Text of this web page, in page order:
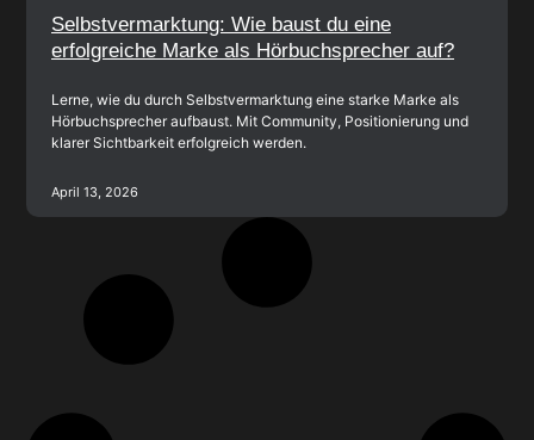
Selbstvermarktung: Wie baust du eine
erfolgreiche Marke als Hörbuchsprecher auf?
Lerne, wie du durch Selbstvermarktung eine starke Marke als
Hörbuchsprecher aufbaust. Mit Community, Positionierung und
klarer Sichtbarkeit erfolgreich werden.
April 13, 2026